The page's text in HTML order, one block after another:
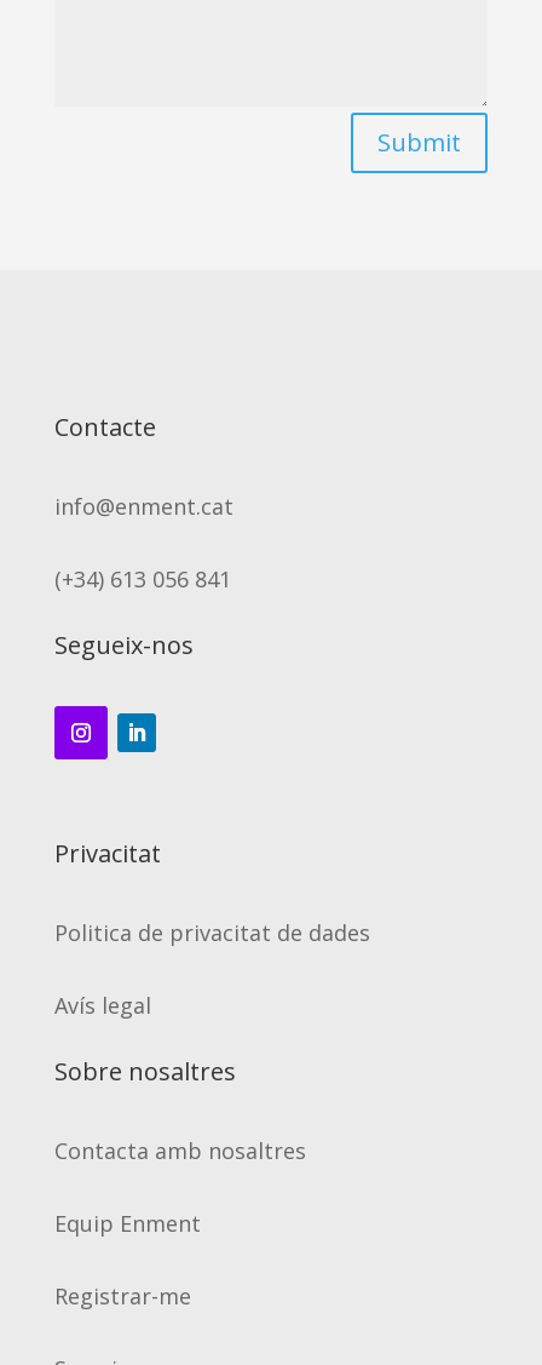
Submit
Contacte
info@enment.cat
(+34) 613 056 841
Segueix-nos
Privacitat
Politica de privacitat de dades
Avís legal
Sobre nosaltres
Contacta amb nosaltres
Equip Enment
Registrar-me